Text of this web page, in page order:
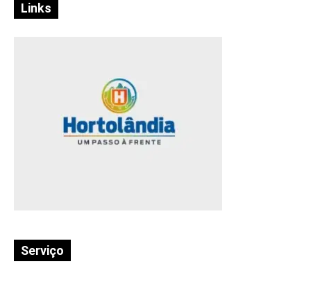
Links
Serviço